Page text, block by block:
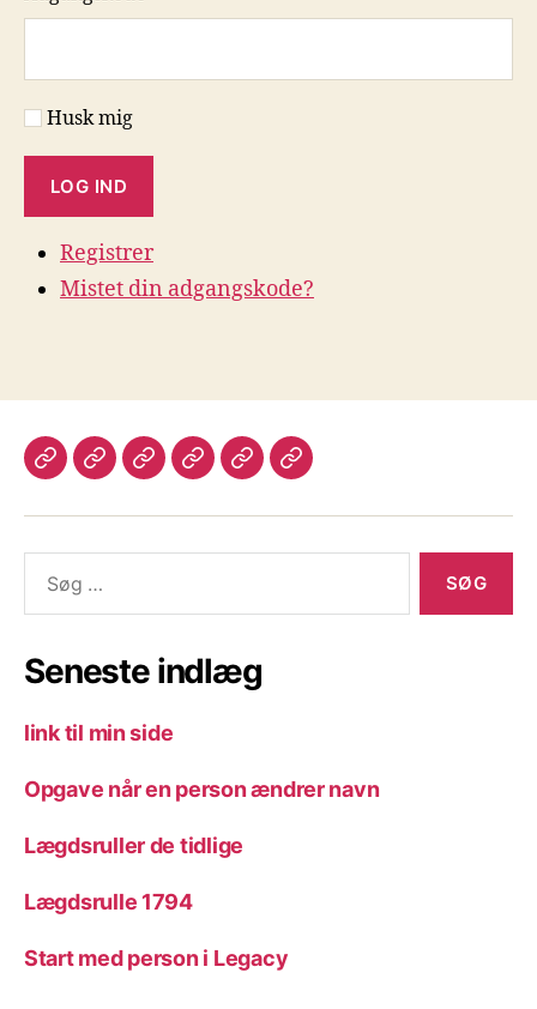
Husk mig
LOG IND
Registrer
Mistet din adgangskode?
Velkommen
Lægdsruller
Programmer
LoginKontaktLegacy
efter:
Seneste indlæg
link til min side
Opgave når en person ændrer navn
Lægdsruller de tidlige
Lægdsrulle 1794
Start med person i Legacy